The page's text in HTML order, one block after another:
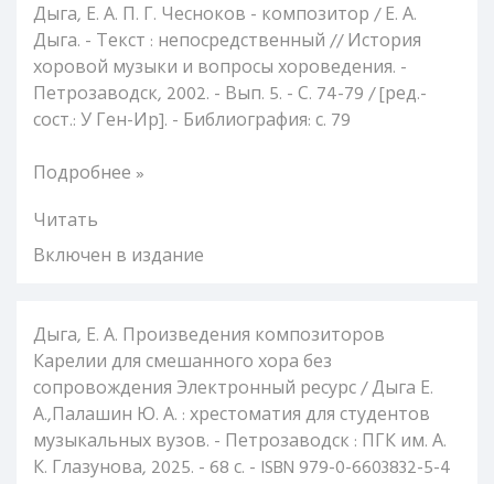
Дыга, Е. А. П. Г. Чесноков - композитор / Е. А.
Дыга. - Текст : непосредственный // История
хоровой музыки и вопросы хороведения. -
Петрозаводск, 2002. - Вып. 5. - С. 74-79 / [ред.-
сост.: У Ген-Ир]. - Библиография: с. 79
Подробнее »
Читать
Включен в издание
Дыга, Е. А. Произведения композиторов
Карелии для смешанного хора без
сопровождения Электронный ресурс / Дыга Е.
А.,Палашин Ю. А. : хрестоматия для студентов
музыкальных вузов. - Петрозаводск : ПГК им. А.
К. Глазунова, 2025. - 68 с. - ISBN 979-0-6603832-5-4